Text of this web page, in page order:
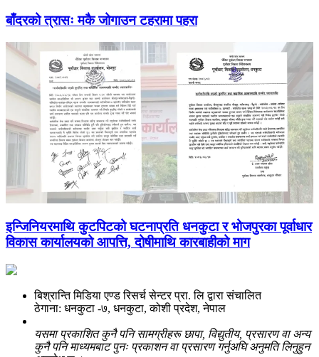
बाँदरको त्रासः मकै जोगाउन टहरामा पहरा
इन्जिनियरमाथि कुटपिटको घटनाप्रति धनकुटा र भोजपुरका पूर्वाधार
विकास कार्यालयको आपत्ति, दोषीमाथि कारबाहीको माग
बिश्रान्ति मिडिया एण्ड रिसर्च सेन्टर प्रा. लि द्वारा संचालित
ठेगाना: धनकुटा -७, धनकुटा, कोशी प्रदेश, नेपाल
यसमा प्रकाशित कुनै पनि सामग्रीहरू छापा, विद्युतीय, प्रसारण वा अन्य
कुनै पनि माध्यमबाट पुनः प्रकाशन वा प्रसारण गर्नुअघि अनुमति लिनुहुन